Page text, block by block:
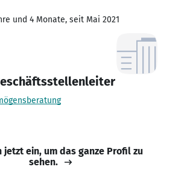
und 4 Monate, seit Mai 2021
jetzt ein, um das ganze Profil zu
sehen.